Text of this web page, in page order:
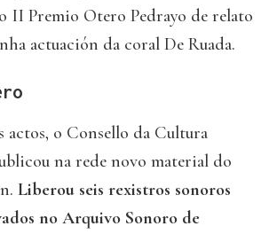
II Premio Otero Pedrayo de relato
actuación da coral De Ruada.
actos, o Consello da Cultura
na rede novo material do
Liberou seis rexistros sonoros
no Arquivo Sonoro de